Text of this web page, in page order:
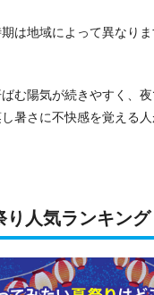
期は地域によって異なり
む陽気が続きやすく、
暑さに不快感を覚える人
り人気ランキング